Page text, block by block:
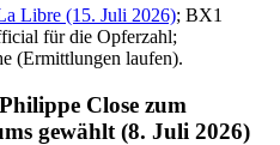
Libre (15. Juli 2026); BX1
für die Opferzahl;
(Ermittlungen laufen).
Close zum
gewählt (8. Juli 2026)